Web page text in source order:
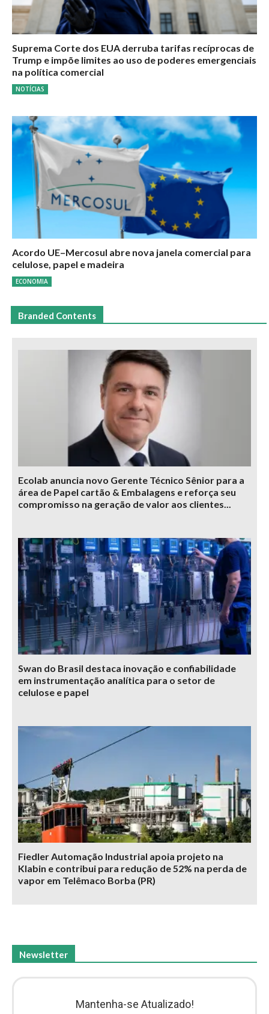
Suprema Corte dos EUA derruba tarifas recíprocas de
Trump e impõe limites ao uso de poderes emergenciais
na política comercial
NOTÍCIAS
Acordo UE–Mercosul abre nova janela comercial para
celulose, papel e madeira
ECONOMIA
Branded Contents
Ecolab anuncia novo Gerente Técnico Sênior para a
área de Papel cartão & Embalagens e reforça seu
compromisso na geração de valor aos clientes...
Swan do Brasil destaca inovação e confiabilidade
em instrumentação analítica para o setor de
celulose e papel
Fiedler Automação Industrial apoia projeto na
Klabin e contribui para redução de 52% na perda de
vapor em Telêmaco Borba (PR)
Newsletter
Mantenha-se Atualizado!